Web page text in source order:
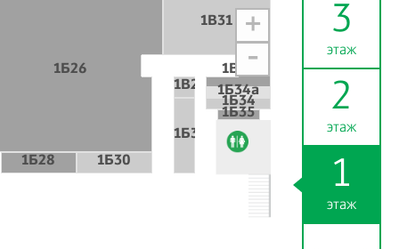
3
этаж
2
этаж
1
этаж
+
-
1Б30
1В25
1В31
1Б34а
1Б26
1Б34
1В27
1Б28
1Б32
1Б35